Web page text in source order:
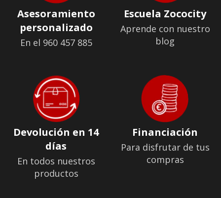
Asesoramiento
personalizado
En el 960 457 885
Escuela Zococity
Aprende con nuestro
blog
Devolución en 14
días
En todos nuestros
productos
Financiación
Para disfrutar de tus
compras